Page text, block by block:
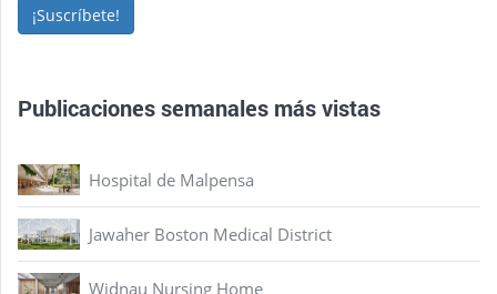
¡Suscríbete!
Publicaciones semanales más vistas
Hospital de Malpensa
Jawaher Boston Medical District
Widnau Nursing Home